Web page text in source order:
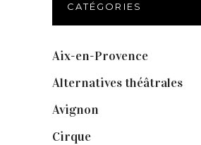
CATÉGORIES
Aix-en-Provence
Alternatives théâtrales
Avignon
Cirque